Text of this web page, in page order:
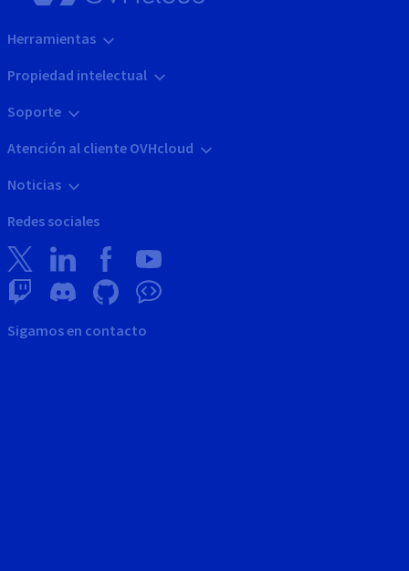
Herramientas
Propiedad intelectual
Soporte
Atención al cliente OVHcloud
Noticias
Redes sociales
Sigamos en contacto